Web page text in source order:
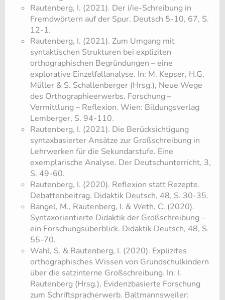
Rautenberg, I. (2021). Der i/ie-Schreibung in
Fremdwörtern auf der Spur. Deutsch 5-10, 67, S.
12-1.
Rautenberg, I. (2021). Zum Umgang mit
syntaktischen Strukturen bei expliziten
orthographischen Begründungen – eine
explorative Einzelfallanalyse. In: M. Kepser, H.G.
Müller & S. Schallenberger (Hrsg.), Neue Wege
des Orthographieerwerbs. Forschung –
Vermittlung – Reflexion. Wien: Bildungsverlag
Lemberger, S. 94-110.
Rautenberg, I. (2021). Die Berücksichtigung
syntaxbasierter Ansätze zur Großschreibung in
Lehrwerken für die Sekundarstufe. Eine
exemplarische Analyse. Der Deutschunterricht, 3,
S. 49-60.
Rautenberg, I. (2020). Reflexion statt Rezepte.
Debattenbeitrag. Didaktik Deutsch, 48, S. 30-35.
Bangel, M., Rautenberg, I. & Weth, C. (2020).
Syntaxorientierte Didaktik der Großschreibung –
ein Forschungsüberblick. Didaktik Deutsch, 48, S.
55-70.
Wahl, S. & Rautenberg, I. (2020). Explizites
orthographisches Wissen von Grundschulkindern
über die satzinterne Großschreibung. In: I.
Rautenberg (Hrsg.), Evidenzbasierte Forschung
zum Schriftspracherwerb. Baltmannsweiler: